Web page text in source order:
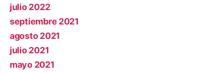
julio 2022
septiembre 2021
agosto 2021
julio 2021
mayo 2021